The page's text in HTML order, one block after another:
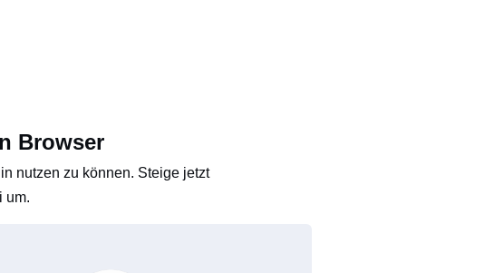
Browser
nutzen zu können. Steige jetzt
um.